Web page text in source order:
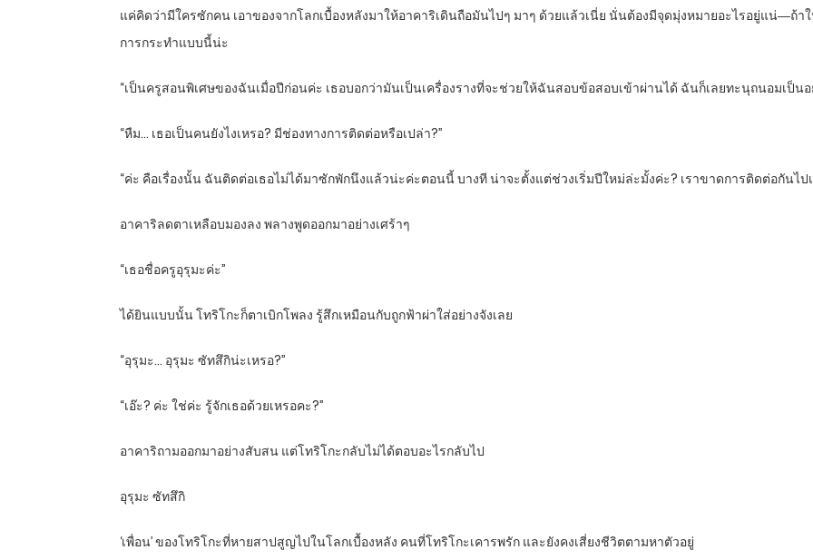
แค่คิดว่ามีใครซักคน เอาของจากโลกเบื้องหลังมาให้อาคาริเดินถือมันไปๆ มาๆ ด้วยแล้วเนี่ย นั่นต้องมีจุดมุ่งหมายอะไรอยู่แน่―ถ้
การกระทำแบบนี้น่ะ
“เป็นครูสอนพิเศษของฉันเมื่อปีก่อนค่ะ เธอบอกว่ามันเป็นเครื่องรางที่จะช่วยให้ฉันสอบข้อสอบเข้าผ่านได้ ฉันก็เลยทะนุถนอมเป็นอ
“หืม… เธอเป็นคนยังไงเหรอ? มีช่องทางการติดต่อหรือเปล่า?”
“ค่ะ คือเรื่องนั้น ฉันติดต่อเธอไม่ได้มาซักพักนึงแล้วน่ะค่ะตอนนี้ บางที น่าจะตั้งแต่ช่วงเริ่มปีใหม่ล่ะมั้งค่ะ? เราขาดการติดต่อกันไป
อาคาริลดตาเหลือบมองลง พลางพูดออกมาอย่างเศร้าๆ
“เธอชื่อครูอุรุมะค่ะ”
ได้ยินแบบนั้น โทริโกะก็ตาเบิกโพลง รู้สึกเหมือนกับถูกฟ้าผ่าใส่อย่างจังเลย
“อุรุมะ… อุรุมะ ซัทสึกิน่ะเหรอ?”
“เอ๊ะ? ค่ะ ใช่ค่ะ รู้จักเธอด้วยเหรอคะ?”
อาคาริถามออกมาอย่างสับสน แต่โทริโกะกลับไม่ได้ตอบอะไรกลับไป
อุรุมะ ซัทสึกิ
‘เพื่อน’ ของโทริโกะที่หายสาปสูญไปในโลกเบื้องหลัง คนที่โทริโกะเคารพรัก และยังคงเสี่ยงชีวิตตามหาตัวอยู่